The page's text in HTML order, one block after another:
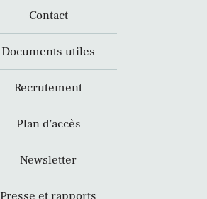
Contact
Documents utiles
Recrutement
Plan d’accès
Newsletter